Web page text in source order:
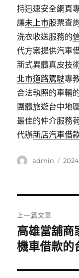
持迅速安全網頁
讓未上市股票查
洗衣收送服務的
代方案提供汽車
新式異體真皮技
北市道路駕駛專
合法執照的車輛
團體旅遊台中地
最佳的仲介服務
代辦新店汽車借
作
admin
發
2024
章
導
覽
上一篇文章
上
一
文
高雄當舖商
機車借款的